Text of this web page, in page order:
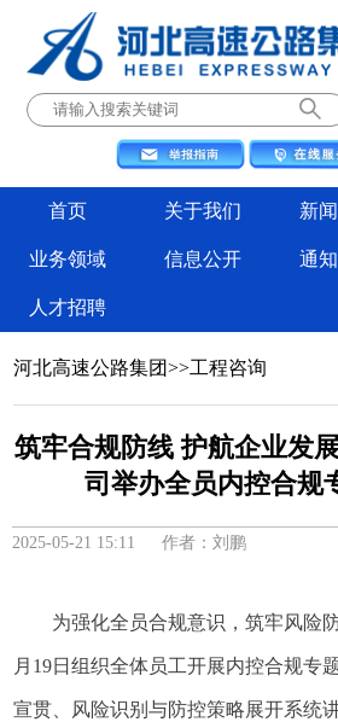
首页 关于我们 新
业务领域 信息公开 通
人才招聘
河北高速公路集团>>工程咨询
筑牢合规防线 护航企业
司举办全员内控合规
2025-05-21 15:11 作者：刘鹏
为强化全员合规意识，筑牢风险
月 19日组织全体员工开展内控合规专
宣贯、风险识别与防控策略展开系统